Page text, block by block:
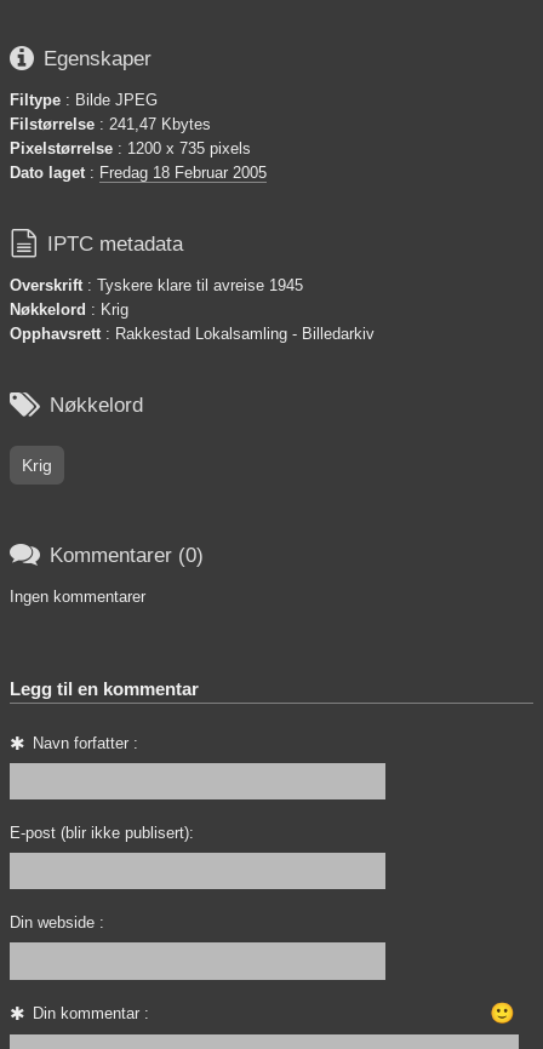
 Egenskaper
Filtype : Bilde JPEG
Filstørrelse : 241,47 Kbytes
Pixelstørrelse : 1200 x 735 pixels
Dato laget: Fredag 18 Februar 2005
 IPTC metadata
Overskrift: Tyskere klare til avreise 1945
Nøkkelord : Krig
Opphavsrett: Rakkestad Lokalsamling - Billedarkiv
 Nøkkelord
Krig
 Kommentarer (0)
Ingen kommentarer
Legg til en kommentar
Navn forfatter :
E-post (blir ikke publisert):
Din webside :
Din kommentar : 🙂